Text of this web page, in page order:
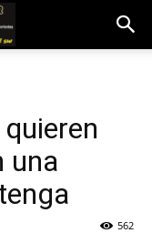
una
562